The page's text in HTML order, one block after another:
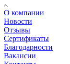
О компании
Новости
Отзывы
Сертификаты
Благодарности
Вакансии